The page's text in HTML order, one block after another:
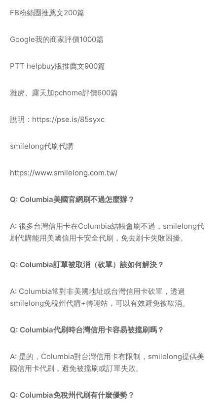
FB粉絲團推薦文200篇
Google我的商家評價1000篇
PTT helpbuy版推薦文900篇
雅虎、露天加pchome評價600篇
說明： https://pse.is/85syxc
smilelong代刷代購
https://www.smilelong.com.tw/
Q: Columbia美國官網刷不過怎麼辦？
A: 很多台灣信用卡在Columbia結帳會刷不過，smilelong代
刷代購能用美國信用卡安全代刷，免去刷卡失敗困擾。
Q: Columbia訂單被取消（砍單）該如何解決？
A: Columbia常對非美國地址或台灣信用卡砍單，透過
smilelong免稅州代購+轉運站，可以有效避免被取消。
Q: Columbia代刷時台灣信用卡容易被擋刷嗎？
A: 是的，Columbia對台灣信用卡有限制，smilelong提供美
國信用卡代刷，避免被擋刷或訂單失敗。
Q: Columbia免稅州代刷有什麼優勢？